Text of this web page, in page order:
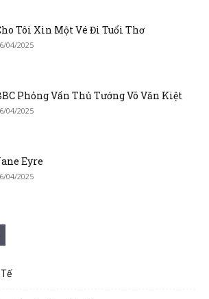
Tôi Xin Một Vé Đi Tuổi Thơ
04/2025
Phỏng Vấn Thủ Tướng Võ Văn Kiệt
04/2025
Eyre
04/2025